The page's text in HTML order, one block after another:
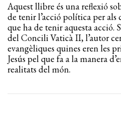
Aquest llibre és una reflexió
de tenir l’acció política per als
que ha de tenir aquesta acció.
del Concili Vaticà II, l’autor
evangèliques quines eren les
Jesús pel que fa a la manera
realitats del món.